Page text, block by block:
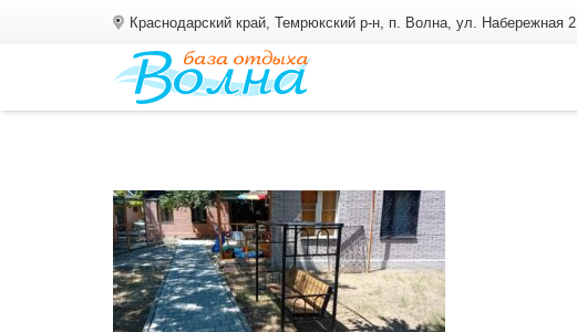
Краснодарский край, Темрюкский р-н, п. Волна, ул. Набережная 2